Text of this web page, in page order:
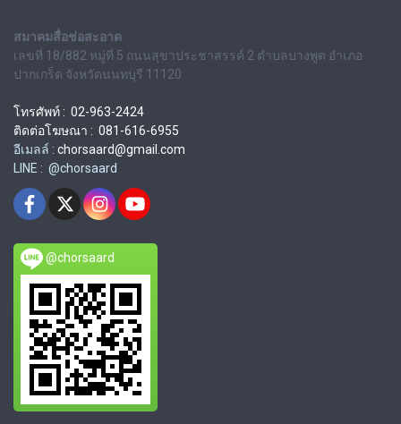
สมาคมสื่อช่อสะอาด
เลขที่ 18/882 หมู่ที่ 5 ถนนสุขาประชาสรรค์ 2 ตำบลบางพูด อำเภอ
ปากเกร็ด จังหวัดนนทบุรี 11120
โทรศัพท์ : 02-963-2424
ติดต่อโฆษณา : 081-616-6955
อีเมลล์ : chorsaard@gmail.com
LINE : @chorsaard
@chorsaard